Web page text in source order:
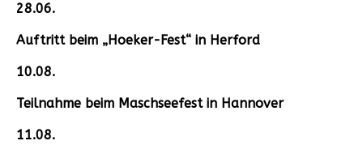
28.06.
Auftritt beim „Hoeker-Fest“ in Herford
10.08.
Teilnahme beim Maschseefest in Hannover
11.08.